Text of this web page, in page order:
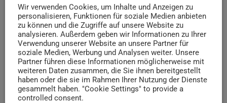
insert_link
Wir verwenden Cookies, um Inhalte und Anzeigen zu
personalisieren, Funktionen für soziale Medien anbieten
zu können und die Zugriffe auf unsere Website zu
analysieren. Außerdem geben wir Informationen zu Ihrer
Verwendung unserer Website an unsere Partner für
soziale Medien, Werbung und Analysen weiter. Unsere
Partner führen diese Informationen möglicherweise mit
weiteren Daten zusammen, die Sie ihnen bereitgestellt
haben oder die sie im Rahmen Ihrer Nutzung der Dienste
gesammelt haben. "Cookie Settings" to provide a
controlled consent.